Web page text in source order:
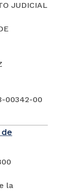
JUDICIAL
00342-00
de
la